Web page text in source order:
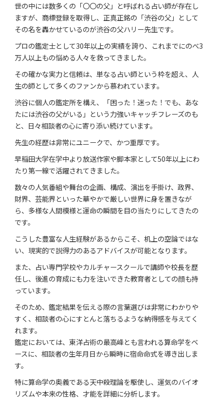
世の中には数多くの「〇〇の父」と呼ばれる占い師が存在し
ますが、商標登録を取得し、正真正銘の「渋谷の父」として
その名を轟かせているのが渋谷の父ハリー先生です。
プロの鑑定士として30年以上の実績を誇り、これまでにのべ3
万人以上もの悩める人々を救ってきました。
その確かな実力と信頼は、単なる占い師という枠を超え、人
生の師として多くのファンから慕われています。
渋谷に個人の鑑定所を構え、「困った！迷った！でも、あな
たには渋谷の父がいる」という力強いキャッチフレーズのも
と、日々相談者の心に寄り添い続けています。
先生の経歴は非常にユニークで、かつ重厚です。
早稲田大学在学中より放送作家や脚本家として50年以上にわ
たり第一線で活躍されてきました。
数々の人気番組や舞台の企画、構成、演出を手掛け、政界、
財界、芸能界といった華やかで厳しい世界に身を置きなが
ら、多様な人間模様と運命の瞬間を目の当たりにしてきたの
です。
こうした豊富な人生経験があるからこそ、机上の空論ではな
い、現実的で説得力のあるアドバイスが可能となります。
また、占い専門学校やカルチャースクールで講師や校長を歴
任し、後進の育成にも力を注いできた教育者としての顔も持
っています。
そのため、鑑定結果を伝える際の言葉選びは非常にわかりや
すく、相談者の心にすとんと落ちるような納得感を与えてく
れます。
鑑定においては、東洋占術の最高峰とも言われる算命学をベ
ースに、相談者の生年月日から瞬時に宿命命式を導き出しま
す。
特に算命学の奥義である天中殺理論を駆使し、運気のバイオ
リズムや本来の性格、才能を詳細に分析します。